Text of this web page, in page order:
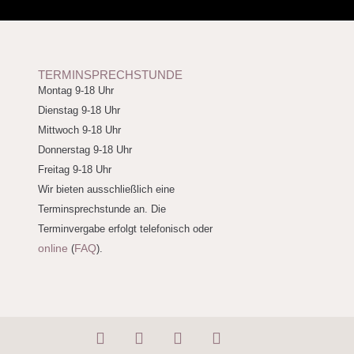
TERMINSPRECHSTUNDE
Montag 9-18 Uhr
Dienstag 9-18 Uhr
Mittwoch 9-18 Uhr
Donnerstag 9-18 Uhr
Freitag 9-18 Uhr
Wir bieten ausschließlich eine
Terminsprechstunde an. Die
Terminvergabe erfolgt telefonisch oder
online (FAQ).